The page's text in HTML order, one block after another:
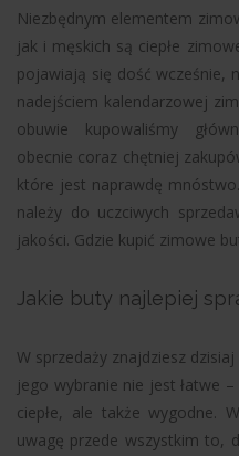
Niezbędnym elementem
jak i męskich są ciepłe
pojawiają się dość wcześnie,
nadejściem kalendarzowej
obuwie kupowaliśmy
obecnie coraz chętniej
które jest naprawdę
należy do uczciwych
jakości. Gdzie kupić zimowe
Jakie buty najlepiej
W sprzedaży znajdziesz
jego wybranie nie jest łatwe
ciepłe, ale także wygodne.
uwagę przede wszystkim to,